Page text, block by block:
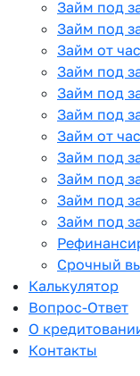
Займ под
Займ под
Займ от
Займ под
Займ под
Займ под
Займ от
Займ под
Займ под
Займ под
Займ под
Срочный
Калькулятор
Вопрос-Ответ
О
Контакты